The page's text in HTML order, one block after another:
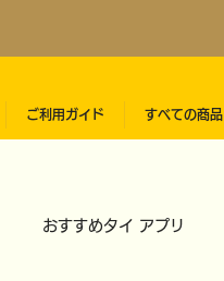
ご利用ガイド すべての商品
おすすめタイ アプリ